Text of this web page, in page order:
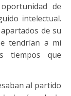
de
intelectual.
de su
tendrían a mi
tiempos que
al partido